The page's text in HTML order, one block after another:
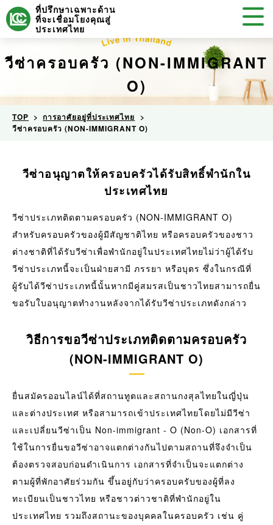
ที่ปรึกษาเฉพาะด้าน
ที่จะเชื่อมโยงคุณสู่
ประเทศไทย
วีซ่าครอบครัว (NON-IMMIGRANT
O)
TOP
การอาศัยอยู่ที่ประเทศไทย
วีซ่าครอบครัว (NON-IMMIGRANT O)
วีซ่าอนุญาตให้ครอบครัวได้รับสิทธิ์พำนักใน
ประเทศไทย
วีซ่าประเภทติดตามครอบครัว (NON-IMMIGRANT O)
สำหรับครอบครัวของผู้มีสัญชาติไทย หรือครอบครัวของชาว
ต่างชาติที่ได้รับวีซ่าเพื่อพำนักอยู่ในประเทศไทยไม่ว่าผู้ได้รับ
วีซ่าประเภทนี้จะเป็นฝ่ายสามี ภรรยา หรือบุตร ซึ่งในกรณีที่
ผู้รับได้วีซ่าประเภทนี้นั้นหากมีคู่สมรสเป็นชาวไทยสามารถยื่น
ขอรับใบอนุญาตทำงานหลังจากได้รับวีซ่าประเภทดังกล่าว
วิธีการขอวีซ่าประเภทติดตามครอบครัว
(NON-IMMIGRANT O)
ยื่นสมัครออนไลน์ได้ที่สถานทูตและสถานกงสุลไทยในญี่ปุ่น
และต่างประเทศ หรือสามารถเข้าประเทศไทยโดยไม่มีวีซ่า
และเปลี่ยนวีซ่าเป็น Non-immigrant - O (Non-O) เอกสารที่
ใช้ในการยื่นขอวีซ่าอาจแตกต่างกันไปตามสถานที่จึงจำเป็น
ต้องตรวจสอบก่อนดำเนินการ เอกสารที่จำเป็นจะแตกต่าง
ตามผู้ที่พักอาศัยร่วมกัน ขึ้นอยู่กับว่าครอบครับของผู้ที่ลง
ทะเบียนเป็นชาวไทย หรือชาวต่าวชาติที่พำนักอยู่ใน
ประเทศไทย รวมถึงสถานะของบุคคลในครอบครัว เช่น คู่